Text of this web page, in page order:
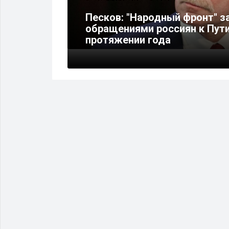
Песков: "Народный фронт"
обращениями россиян к
протяжении года